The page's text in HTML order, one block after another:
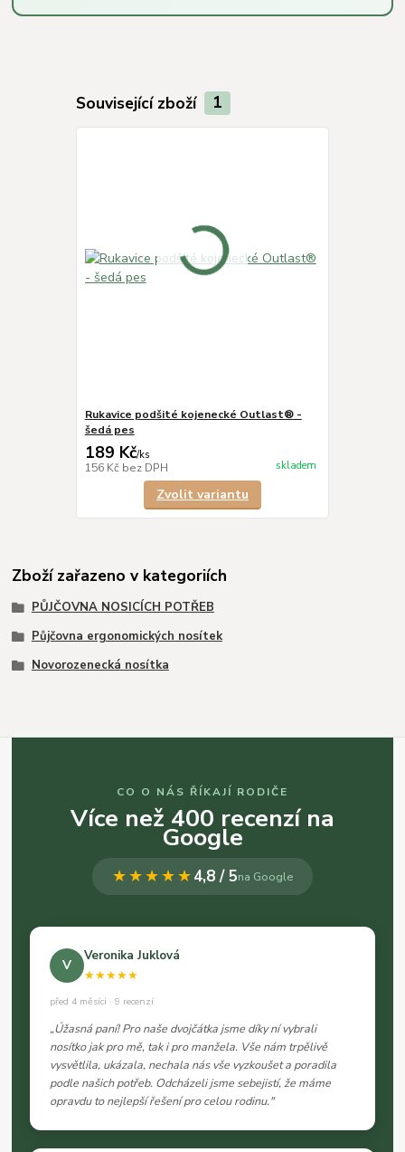
Související zboží 1
Rukavice podšité kojenecké Outlast® -
šedá pes
189 Kč/ks
156 Kč bez DPH skladem
Zvolit variantu
Zboží zařazeno v kategoriích
PŮJČOVNA NOSICÍCH POTŘEB
Půjčovna ergonomických nosítek
Novorozenecká nosítka
CO O NÁS ŘÍKAJÍ RODIČE
Více než 400 recenzí na
Google
★★★★★4,8 / 5na Google
V
Veronika Juklová
★★★★★
před 4 měsíci · 9 recenzí
„Úžasná paní! Pro naše dvojčátka jsme díky ní vybrali
nosítko jak pro mě, tak i pro manžela. Vše nám trpělivě
vysvětlila, ukázala, nechala nás vše vyzkoušet a poradila
podle našich potřeb. Odcházeli jsme sebejistí, že máme
opravdu to nejlepší řešení pro celou rodinu."